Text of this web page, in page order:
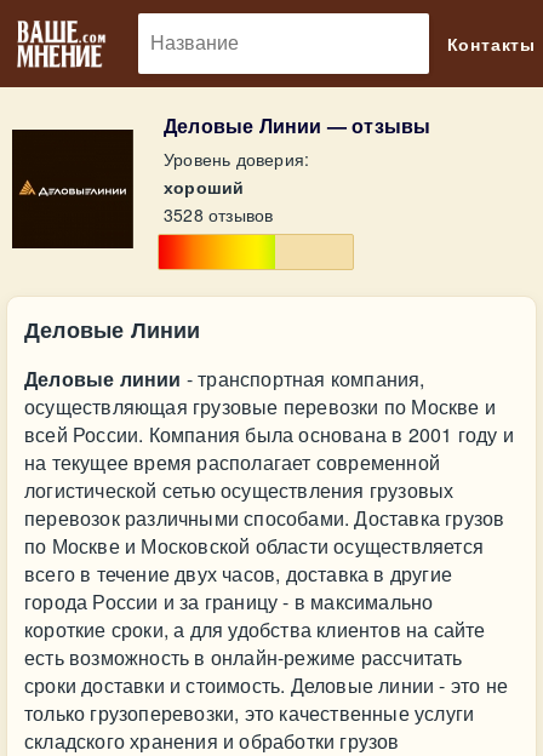
Контакты
Деловые Линии — отзывы
Уровень доверия:
хороший
3528 отзывов
Деловые Линии
Деловые линии - транспортная компания,
осуществляющая грузовые перевозки по Москве и
всей России. Компания была основана в 2001 году и
на текущее время располагает современной
логистической сетью осуществления грузовых
перевозок различными способами. Доставка грузов
по Москве и Московской области осуществляется
всего в течение двух часов, доставка в другие
города России и за границу - в максимально
короткие сроки, а для удобства клиентов на сайте
есть возможность в онлайн-режиме рассчитать
сроки доставки и стоимость. Деловые линии - это не
только грузоперевозки, это качественные услуги
складского хранения и обработки грузов